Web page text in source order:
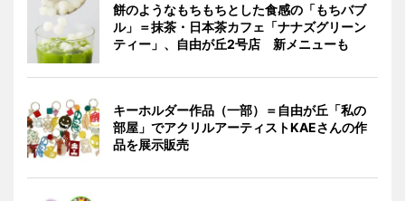
餅のようなもちもちとした食感の「もちバブ
ル」＝抹茶・日本茶カフェ「ナナズグリーン
ティー」、自由が丘2号店 新メニューも
キーホルダー作品（一部）＝自由が丘「私の
部屋」でアクリルアーティストKAEさんの作
品を展示販売